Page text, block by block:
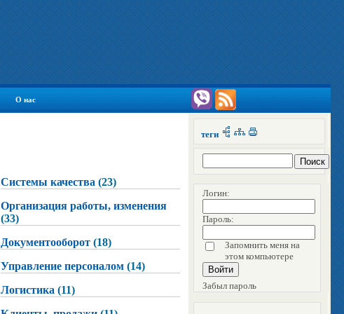
О нас
Системы качества (23)
Организация работы, изменения
(33)
Документооборот (18)
Управление персоналом (14)
Логистика (11)
теги
Логин:
Пароль:
Запомнить меня на
этом компьютере
Забыл пароль